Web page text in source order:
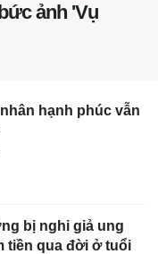
ảnh 'Vụ
hạnh phúc vẫn
bị nghi giả ung
tiền qua đời ở tuổi